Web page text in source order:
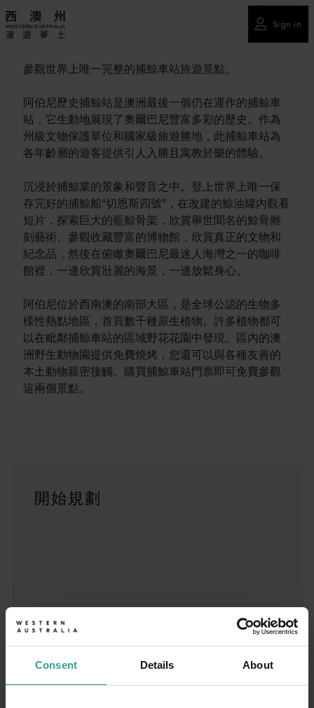
Consent Details About
Sign in
參觀世界上唯一完整的捕鯨車站旅遊景點。
阿伯尼歷史捕鯨站是澳洲最後一個仍在運作的捕鯨車
站，它生動地展現了奧爾巴尼豐富多彩的歷史。作為
州級文物保護單位和國家級旅遊勝地，此捕鯨車站為
各年齡層的遊客提供引人入勝且寓教於樂的體驗。
沉浸於捕鯨業的景象和聲音之中。登上世界上唯一保
存完好的捕鯨船“切恩斯四號”，在改建的鯨油罐內觀看
短片，探索巨大的藍鯨骨架，欣賞舉世聞名的鯨骨雕
刻藝術。參觀收藏豐富的博物館，欣賞真正的文物和
紀念品，然後在俯瞰奧爾巴尼最迷人海灣之一的咖啡
館裡，一邊欣賞壯麗的海景，一邊放鬆身心。
阿伯尼位於西南澳的南部大區，是全球公認的生物多
樣性熱點地區，首頁數千種原生植物。許多植物都可
以在毗鄰捕鯨車站的區域野花花園中發現。區內的澳
洲野生動物園提供免費燒烤，您還可以與各種友善的
本土動物親密接觸。購買捕鯨車站門票即可免費參觀
這兩個景點。
<p>準備好探索西澳州了嗎？瀏覽一下這些位於西澳州各地的
開始規劃